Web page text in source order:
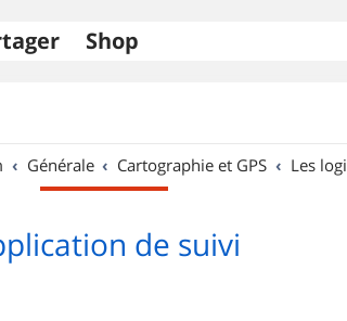
Shop
Générale Cartographie et GPS Les
de suivi